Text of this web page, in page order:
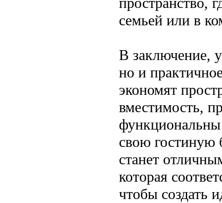
семьей или в
В заключение,
но и
экономят
вместимость,
свою гостиную
станет
которая
чтобы создать